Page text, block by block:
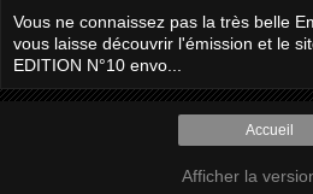
Vous ne connaissez pas la très belle
vous laisse découvrir l'émission et le
EDITION N°10 envo...
Accueil
Afficher la